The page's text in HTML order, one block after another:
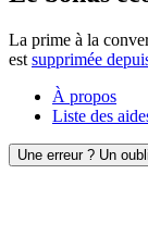
La prime à la
est supprimée
À propos
Liste des
Une erreur ? Un